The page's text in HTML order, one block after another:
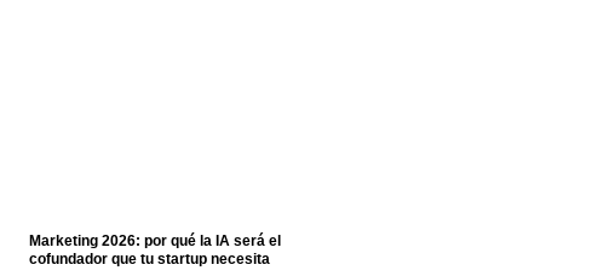
Marketing 2026: por qué la IA será el
cofundador que tu startup necesita